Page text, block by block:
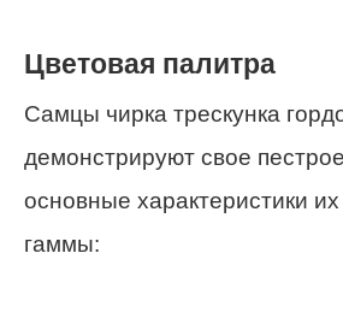
Цветовая палитра
Самцы чирка трескунка
демонстрируют свое
основные характеристики
гаммы: